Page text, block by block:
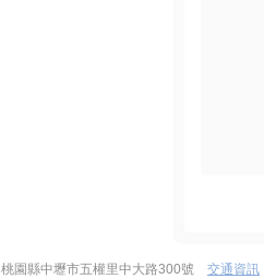
桃園縣中壢市五權里中大路300號 交通資訊